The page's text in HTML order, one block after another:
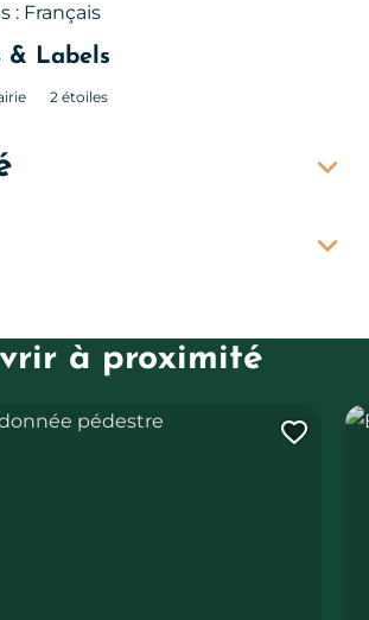
: Français
& Labels
2 étoiles
à proximité
pédestre